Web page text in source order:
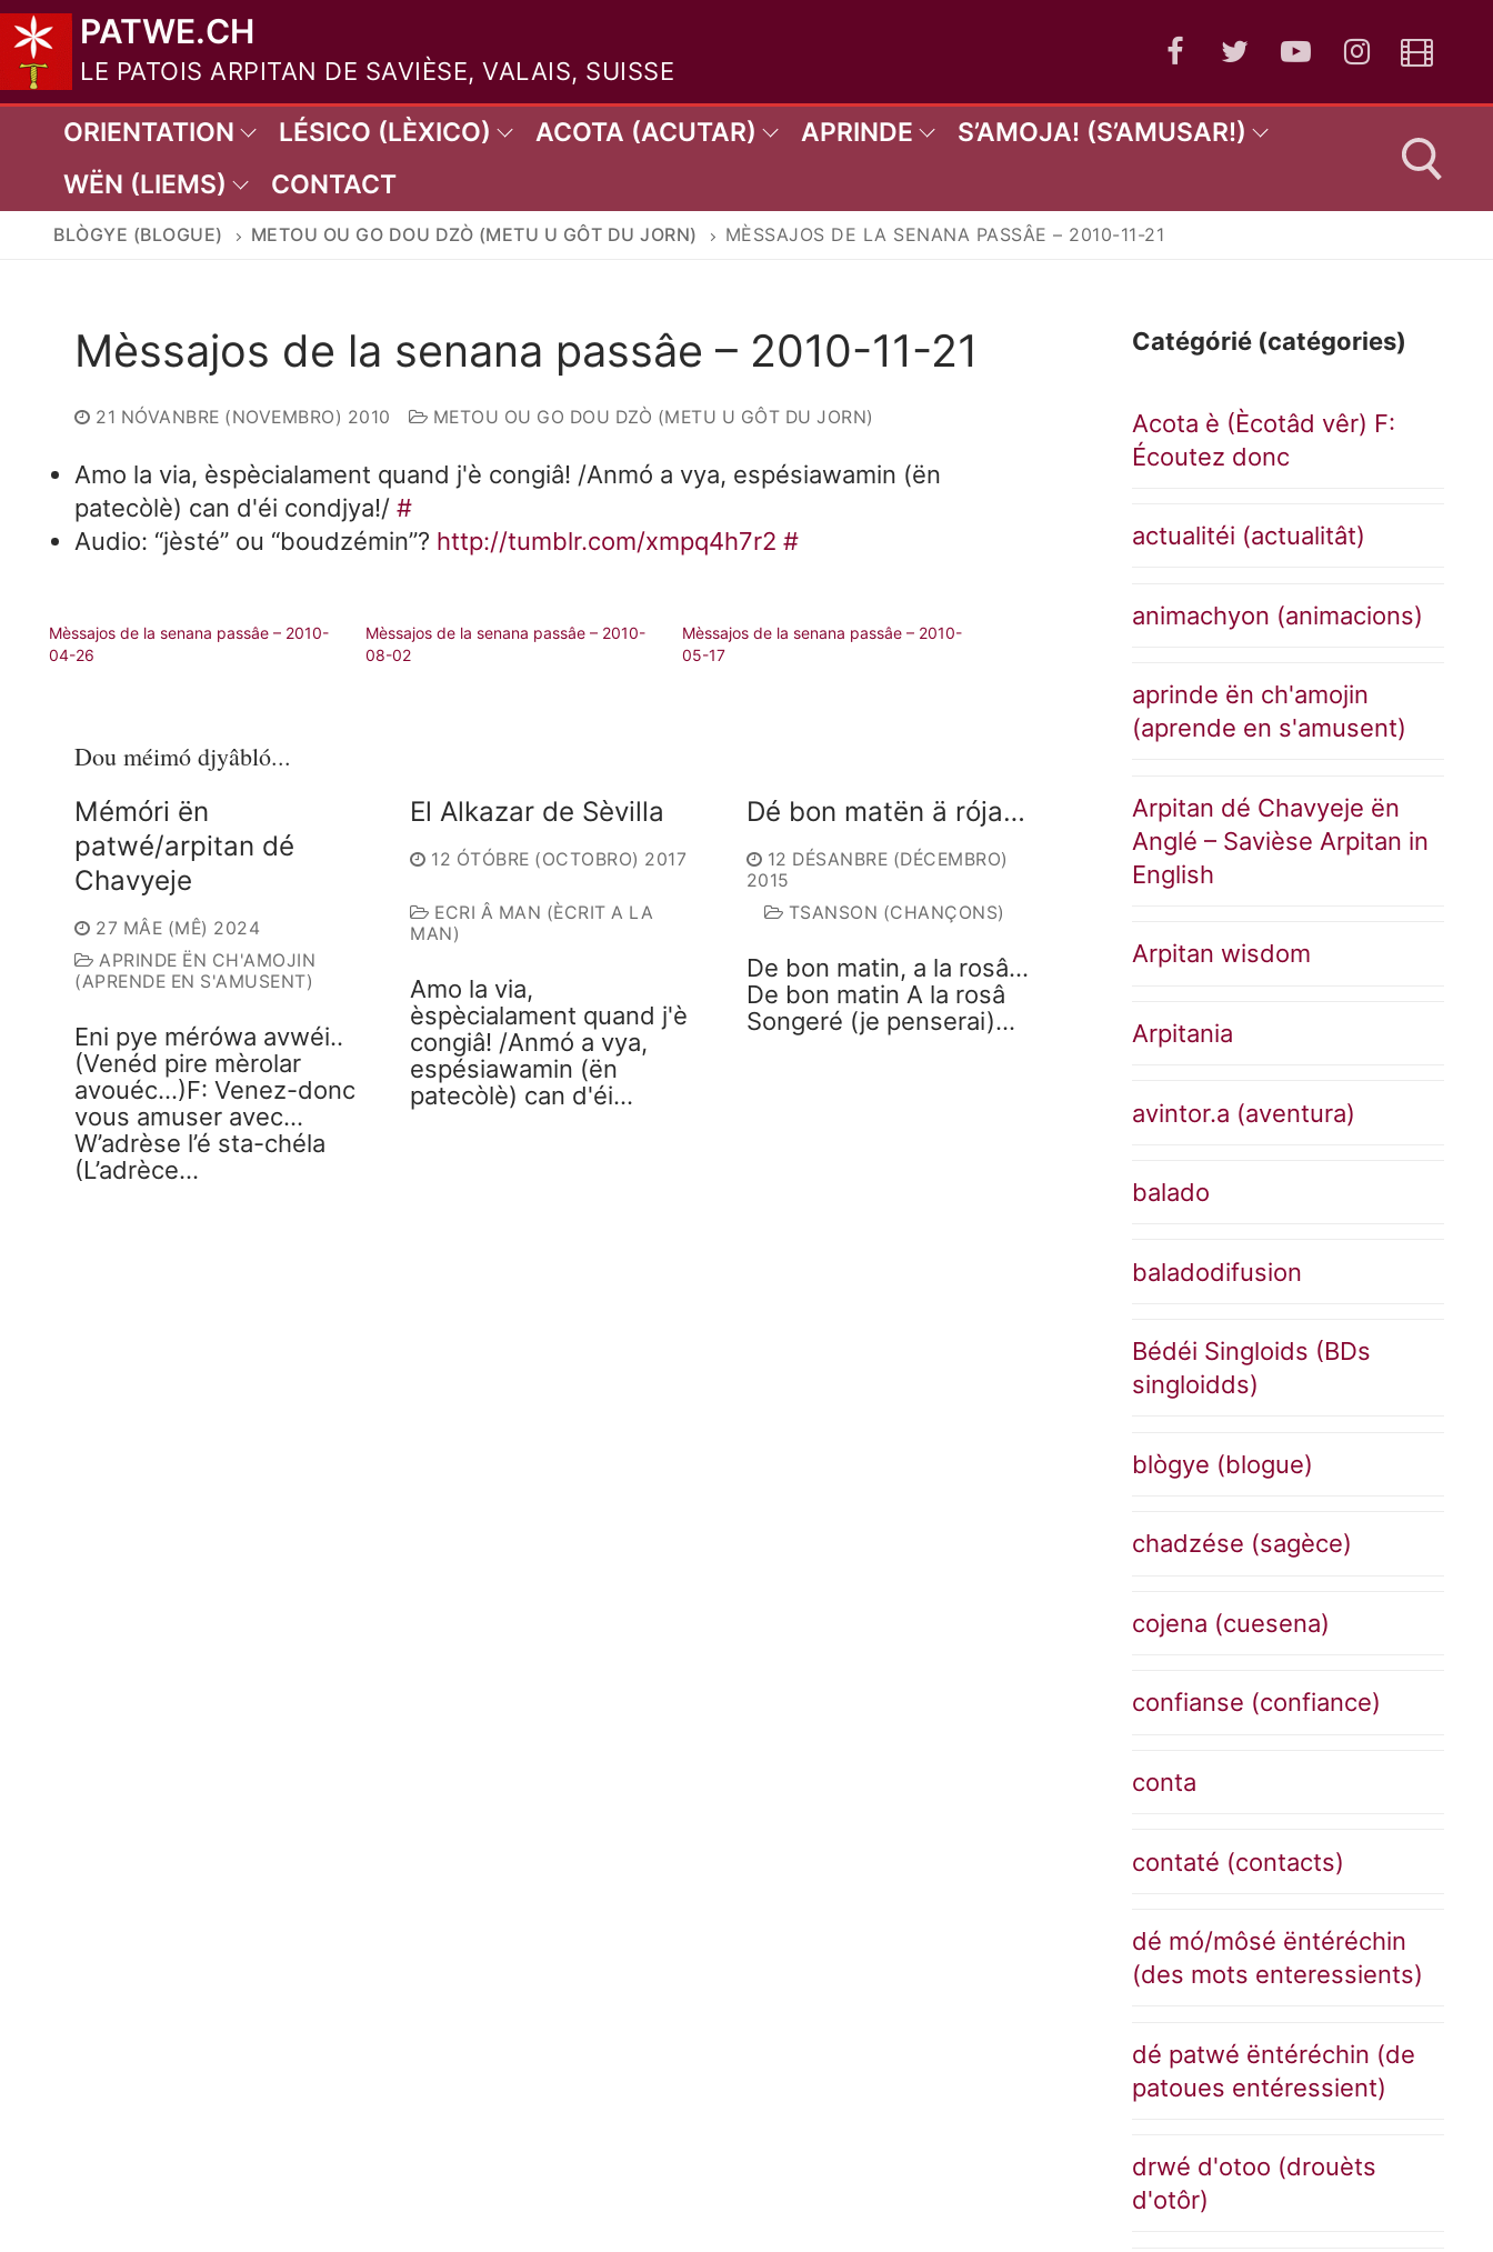
Aller
au
contenu
PATWE.CH
LE PATOIS ARPITAN DE SAVIÈSE, VALAIS, SUISSE
ORIENTATION LÉSICO (LÈXICO) ACOTA (ACUTAR) APRINDE
S’AMOJA! (S’AMUSAR!)
WËN (LIEMS)
CONTACT
BLÒGYE (BLOGUE) METOU OU GO DOU DZÒ (METU U GÔT DU JORN) MÈSSAJOS DE LA SENANA PASSÂE – 2010-11-21
Mèssajos de la senana passâe – 2010-11-21
21 NÓVANBRE (NOVEMBRO) 2010 METOU OU GO DOU DZÒ (METU U GÔT DU JORN)
Amo la via, èspècialament quand j'è congiâ! /Anmó a vya, espésiawamin (ën
patecòlè) can d'éi condjya!/ #
Audio: “jèsté” ou “boudzémin”? http://tumblr.com/xmpq4h7r2 #
Mèssajos de la senana passâe – 2010-
04-26
Mèssajos de la senana passâe – 2010-
08-02
Mèssajos de la senana passâe – 2010-
05-17
Dou méimó djyâbló...
Mémóri ën
patwé/arpitan dé
Chavyeje
27 MÂE (MÊ) 2024
APRINDE ËN CH'AMOJIN
(APRENDE EN S'AMUSENT)
Eni pye mérówa avwéi..
(Venéd pire mèrolar
avouéc…)F: Venez-donc
vous amuser avec…
W’adrèse l’é sta-chéla
(L’adrèce…
El Alkazar de Sèvilla
12 ÓTÓBRE (OCTOBRO) 2017
ECRI Â MAN (ÈCRIT A LA
MAN)
Amo la via,
èspècialament quand j'è
congiâ! /Anmó a vya,
espésiawamin (ën
patecòlè) can d'éi…
Dé bon matën ä rója…
12 DÉSANBRE (DÉCEMBRO)
2015
TSANSON (CHANÇONS)
De bon matin, a la rosâ…
De bon matin A la rosâ
Songeré (je penserai)…
Catégórié (catégories)
Acota è (Ècotâd vêr) F:
Écoutez donc
actualitéi (actualitât)
animachyon (animacions)
aprinde ën ch'amojin
(aprende en s'amusent)
Arpitan dé Chavyeje ën
Anglé – Savièse Arpitan in
English
Arpitan wisdom
Arpitania
avintor.a (aventura)
balado
baladodifusion
Bédéi Singloids (BDs
singloidds)
blògye (blogue)
chadzése (sagèce)
cojena (cuesena)
confianse (confiance)
conta
contaté (contacts)
dé mó/môsé ëntéréchin
(des mots enteressients)
dé patwé ëntéréchin (de
patoues entéressient)
drwé d'otoo (drouèts
d'otôr)